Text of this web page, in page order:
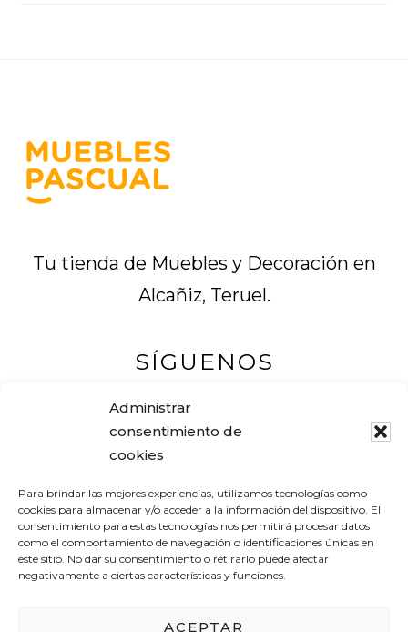
Administrar
consentimiento de
cookies
Para brindar las mejores experiencias, utilizamos tecnologías como
cookies para almacenar y/o acceder a la información del dispositivo. El
consentimiento para estas tecnologías nos permitirá procesar datos
como el comportamiento de navegación o identificaciones únicas en
este sitio. No dar su consentimiento o retirarlo puede afectar
negativamente a ciertas características y funciones.
ACEPTAR
Tu tienda de Muebles y Decoración en
Alcañiz, Teruel.
SÍGUENOS
Tel. +34 978 83 12 16
Avenida Aragón, 19
44600 ALCAÑIZ (Teruel) – España